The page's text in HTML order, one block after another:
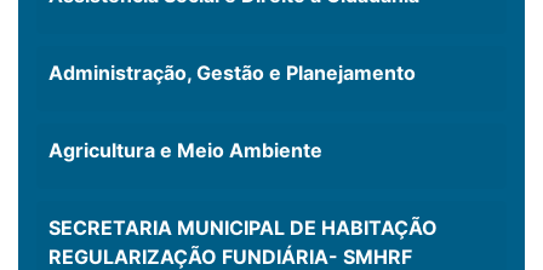
Administração, Gestão e Planejamento
Agricultura e Meio Ambiente
SECRETARIA MUNICIPAL DE HABITAÇÃO
REGULARIZAÇÃO FUNDIÁRIA- SMHRF